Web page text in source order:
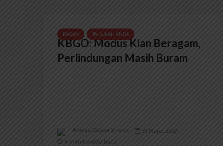
RAGAM TAHUKAH ANDA
KBGO: Modus Kian Beragam,
Perlindungan Masih Buram
Annisa Octavi Sheren
31 Maret 2021
4 menit waktu baca